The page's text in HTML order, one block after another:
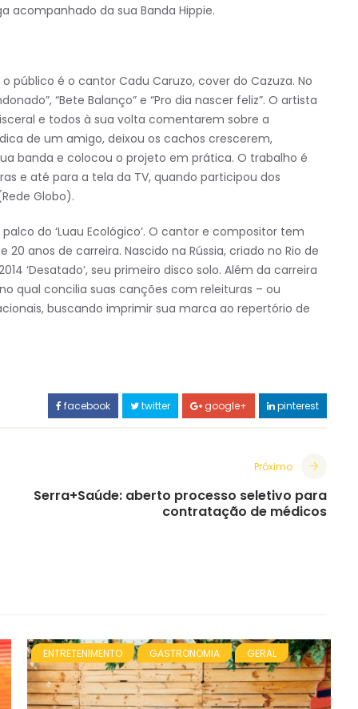
acompanhado da sua Banda Hippie.
é o cantor Cadu Caruzo, cover do Cazuza. No
“Bete Balanço” e “Pro dia nascer feliz”. O artista
e todos à sua volta comentarem sobre a
de um amigo, deixou os cachos crescerem,
banda e colocou o projeto em prática. O trabalho é
e até para a tela da TV, quando participou dos
Globo).
do ‘Luau Ecológico’. O cantor e compositor tem
anos de carreira. Nascido na Rússia, criado no Rio de
‘Desatado’, seu primeiro disco solo. Além da carreira
qual concilia suas canções com releituras – ou
buscando imprimir sua marca ao repertório de
facebook twitter google+ pinterest
Próximo
Serra+Saúde: aberto processo seletivo para
contratação de médicos
ENTRETENIMENTO GASTRONOMIA GERAL